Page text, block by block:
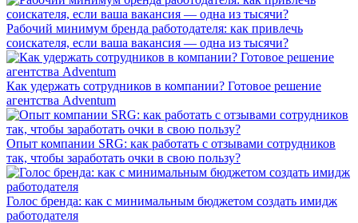
Рабочий минимум бренда работодателя: как привлечь
соискателя, если ваша вакансия — одна из тысячи?
Как удержать сотрудников в компании? Готовое решение
агентства Adventum
Опыт компании SRG: как работать с отзывами сотрудников
так, чтобы заработать очки в свою пользу?
Голос бренда: как с минимальным бюджетом создать имидж
работодателя